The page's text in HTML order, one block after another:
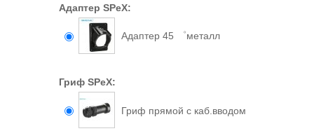
Адаптер SPeX:
Адаптер 45 ゜металл
Гриф SPeX:
Гриф прямой с каб.вводом